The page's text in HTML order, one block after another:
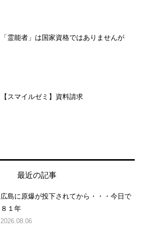
「霊能者」は国家資格ではありませんが
【スマイルゼミ】資料請求
最近の記事
広島に原爆が投下されてから・・・今日で
８１年
2026.08.06